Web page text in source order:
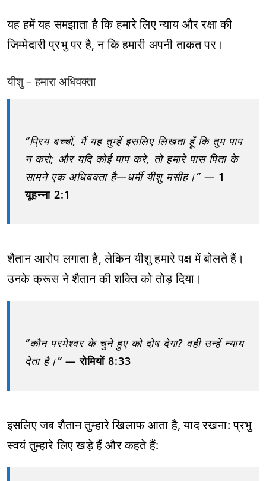
यह हमें यह समझाता है कि हमारे लिए न्याय और रक्षा की
जिम्मेदारी प्रभु पर है, न कि हमारी अपनी ताकत पर।
यीशु – हमारा अधिवक्ता
“प्रिय बच्चों, मैं यह तुम्हें इसलिए लिखता हूँ कि तुम पाप
न करो; और यदि कोई पाप करे, तो हमारे पास पिता के
सामने एक अधिवक्ता है—धर्मी यीशु मसीह।” — 1
यूहन्ना 2:1
शैतान आरोप लगाता है, लेकिन यीशु हमारे पक्ष में बोलते हैं।
उनके क्रूस ने शैतान की शक्ति को तोड़ दिया।
“कौन परमेश्वर के चुने हुए को दोष देगा? वही उन्हें न्याय
देता है।” —रोमियों 8:33
इसलिए जब शैतान तुम्हारे खिलाफ आता है, याद रखना: प्रभु
स्वयं तुम्हारे लिए खड़े हैं और कहते हैं: